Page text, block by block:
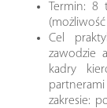
Termin:
Cel
zawodzie
kadry
zakresie: